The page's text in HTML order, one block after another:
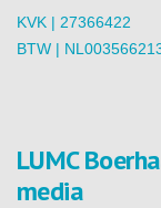
KVK | 27366422
BTW |
LUMC
media